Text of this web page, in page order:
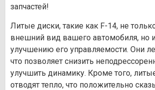
запчастей!
Литые диски, такие как F-14, не
внешний вид вашего автомобиля, но
улучшению его управляемости. Они
что позволяет снизить
улучшить динамику. Кроме того,
отводят тепло, что положительно